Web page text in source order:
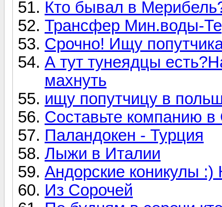
Кто бывал в
Трансфер Мин.воды-
Срочно! Ищу
А тут тунеядцы
махнуть
ищу попутчицу в
Составьте компанию
Паландокен - Турция
Лыжи в Италии
Андорские коникулы :)
Из Сорочей